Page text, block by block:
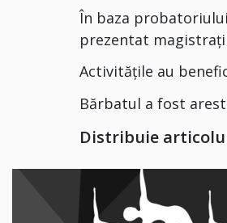
În baza
prezentat
Activitățile au
Bărbatul a fost
Distribuie